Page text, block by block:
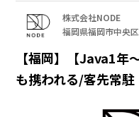
株式会社NODE
福岡県福岡市中央
【福岡】【Java1
も携われる/客先常駐